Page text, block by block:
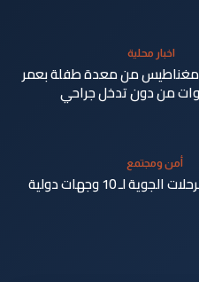
اخبار محلية
مغناطيس من معدة طفلة بعمر
من دون تدخل جراحي
أمن ومجتمع
لـ 10 وجهات دولية